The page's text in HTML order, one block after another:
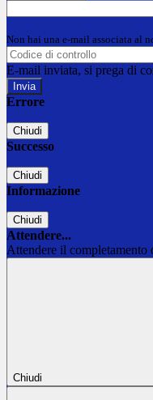
Non hai una e-mail associata al
E-mail inviata, si prega di
Errore
Chiudi
Successo
Chiudi
Informazione
Chiudi
Attendere...
Attendere il completamento
Chiudi